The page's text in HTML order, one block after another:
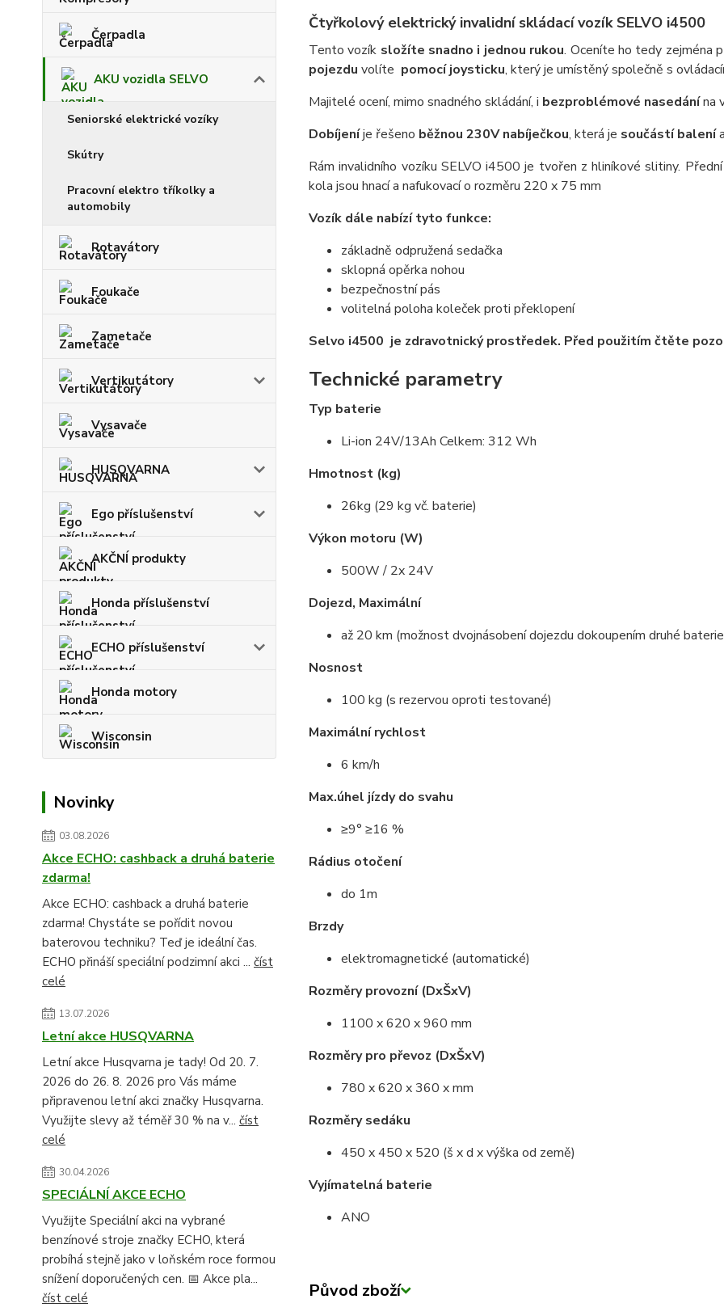
Čerpadla
AKU vozidla SELVO
Seniorské elektrické vozíky
Skútry
Pracovní elektro tříkolky a
automobily
Rotavátory
Foukače
Zametače
Vertikutátory
Vysavače
HUSQVARNA
Ego příslušenství
AKČNÍ produkty
Honda příslušenství
ECHO příslušenství
Honda motory
Wisconsin
Novinky
03.08.2026
Akce ECHO: cashback a druhá baterie
zdarma!
Akce ECHO: cashback a druhá baterie
zdarma! Chystáte se pořídit novou
baterovou techniku? Teď je ideální čas.
ECHO přináší speciální podzimní akci ... číst
celé
13.07.2026
Letní akce HUSQVARNA
Letní akce Husqvarna je tady! Od 20. 7.
2026 do 26. 8. 2026 pro Vás máme
připravenou letní akci značky Husqvarna.
Využijte slevy až téměř 30 % na v... číst
celé
30.04.2026
SPECIÁLNÍ AKCE ECHO
Využijte Speciální akci na vybrané
benzínové stroje značky ECHO, která
probíhá stejně jako v loňském roce formou
snížení doporučených cen. 📅 Akce pla...
číst celé
Čtyřkolový elektrický invalidní skládací vozík SELVO i4500
Tento vozík složíte snadno i jednou rukou. Oceníte ho tedy zejména
pojezdu volíte pomocí joysticku, který je umístěný společně s
Majitelé ocení, mimo snadného skládání, i bezproblémové nasedánína
Dobíjeníje řešeno běžnou 230V nabíječkou, která je součástí balení
Rám invalidního vozíku SELVO i4500 je tvořen z hliníkové slitiny.
kola jsou hnací a nafukovací o rozměru 220 x 75 mm
Vozík dále nabízí tyto funkce:
základně odpružená sedačka
sklopná opěrka nohou
bezpečnostní pás
volitelná poloha koleček proti překlopení
Selvo i4500 je zdravotnický prostředek. Před použitím čtěte
Technické parametry
Typ baterie
Li-ion 24V/13Ah Celkem: 312 Wh
Hmotnost (kg)
26kg (29 kg vč. baterie)
Výkon motoru (W)
500W / 2x 24V
Dojezd, Maximální
až 20 km (možnost dvojnásobení dojezdu dokoupením druhé
Nosnost
100 kg (s rezervou oproti testované)
Maximální rychlost
6 km/h
Max.úhel jízdy do svahu
≥9° ≥16 %
Rádius otočení
do 1m
Brzdy
elektromagnetické (automatické)
Rozměry provozní (DxŠxV)
1100 x 620 x 960 mm
Rozměry pro převoz (DxŠxV)
780 x 620 x 360 x mm
Rozměry sedáku
450 x 450 x 520 (š x d x výška od země)
Vyjímatelná baterie
ANO
Původ zboží